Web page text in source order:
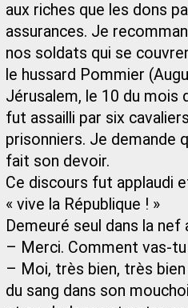
aux riches que les dons
assurances. Je
nos soldats qui se
le hussard Pommier
Jérusalem, le 10 du mois
fut assailli par six
prisonniers. Je demande
fait son devoir.
Ce discours fut applaudi
« vive la République ! »
Demeuré seul dans la nef
– Merci. Comment vas-
– Moi, très bien, très
du sang dans son